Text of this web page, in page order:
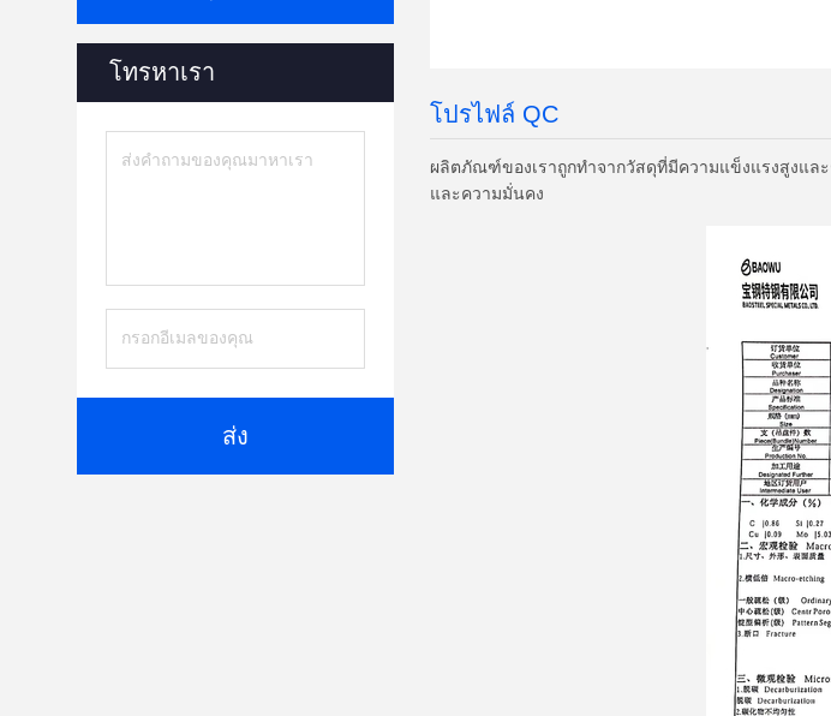
โทรหาเรา
ส่ง
โปรไฟล์ QC
ผลิตภัณฑ์ของเราถูกทําจากวัสดุที่มีความแข็งแรงสูงแล
และความมั่นคง